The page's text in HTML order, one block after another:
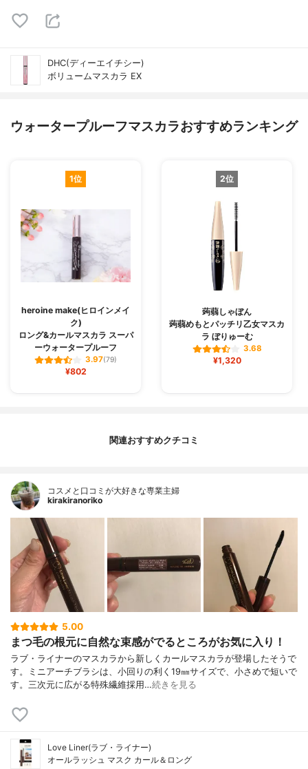
DHC(ディーエイチシー)
ボリュームマスカラ EX
ウォータープルーフマスカラおすすめランキング
1位
heroine make(ヒロインメイ
ク)
ロング&カールマスカラ スーパ
ーウォータープルーフ
3.97(79)
¥802
2位
蒟蒻しゃぼん
蒟蒻めもとパッチリ乙女マスカ
ラ ぼりゅーむ
3.68
¥1,320
関連おすすめクチコミ
コスメと口コミが大好きな専業主婦
kirakiranoriko
5.00
まつ毛の根元に自然な束感がでるところがお気に入り！
ラブ・ライナーのマスカラから新しくカールマスカラが登場したそうで
す。ミニアーチブラシは、小回りの利く19㎜サイズで、小さめで短いで
す。三次元に広がる特殊繊維採用…続きを見る
Love Liner(ラブ・ライナー)
オールラッシュ マスク カール＆ロング